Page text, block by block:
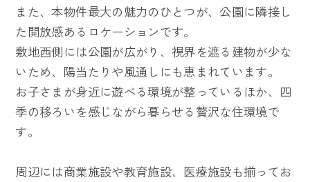
また、本物件最大の魅力のひとつが、公園に隣接し
た開放感あるロケーションです。
敷地西側には公園が広がり、視界を遮る建物が少な
いため、陽当たりや風通しにも恵まれています。
お子さまが身近に遊べる環境が整っているほか、四
季の移ろいを感じながら暮らせる贅沢な住環境で
す。
周辺には商業施設や教育施設、医療施設も揃ってお